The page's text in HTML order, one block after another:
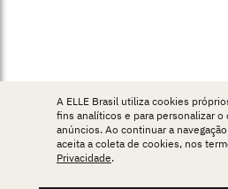
A ELLE Brasil utiliza cookies
fins analíticos e para personalizar
anúncios. Ao continuar a
aceita a coleta de cookies, nos
Privacidade.